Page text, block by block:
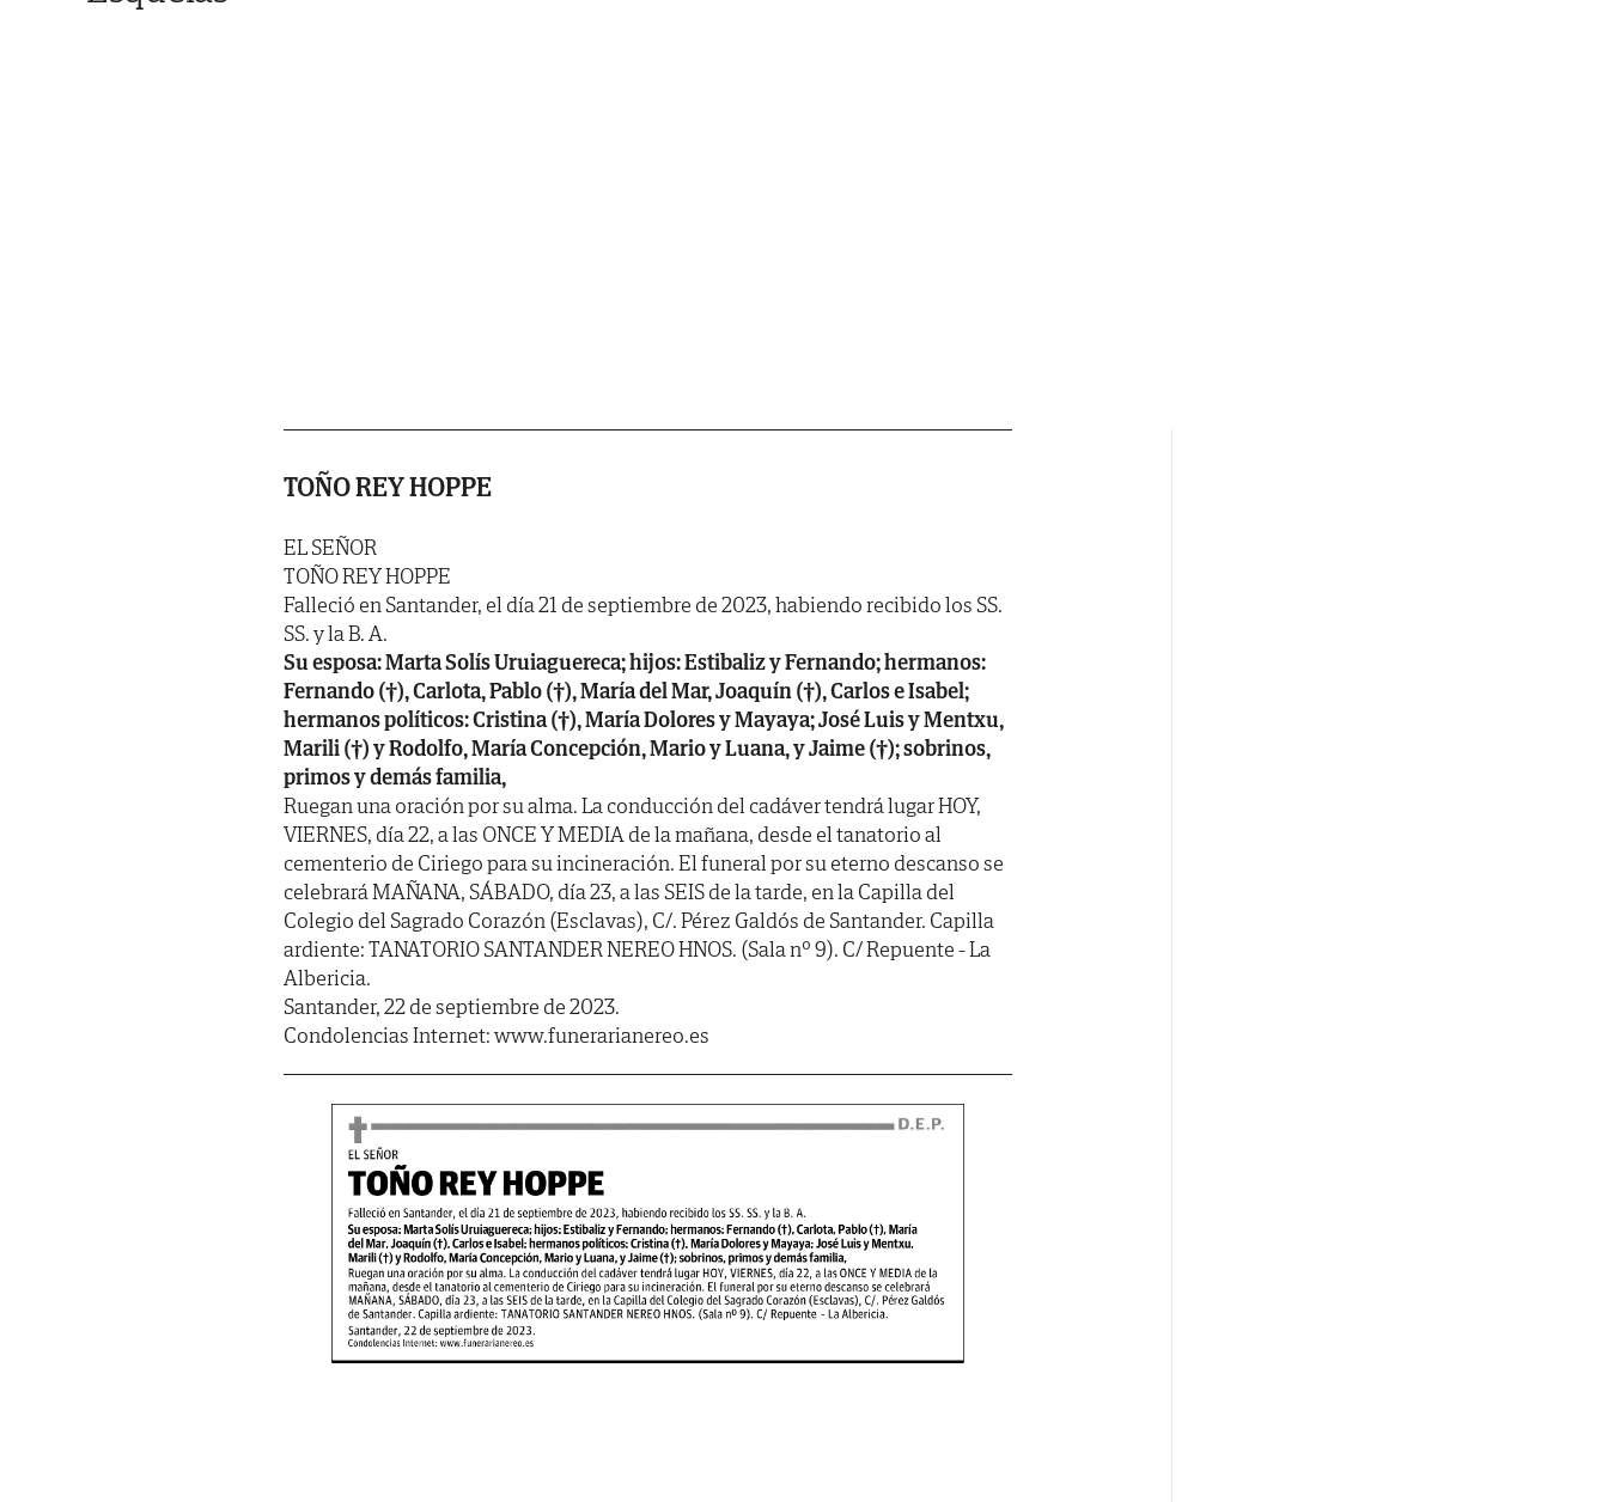
TOÑO REY HOPPE
EL SEÑOR
TOÑO REY HOPPE
Falleció en Santander, el día 21 de septiembre de 2023, habiendo recibido los SS.
SS. y la B. A.
Su esposa: Marta Solís Uruiaguereca; hijos: Estibaliz y Fernando; hermanos:
Fernando (†), Carlota, Pablo (†), María del Mar, Joaquín (†), Carlos e Isabel;
hermanos políticos: Cristina (†), María Dolores y Mayaya; José Luis y Mentxu,
Marili (†) y Rodolfo, María Concepción, Mario y Luana, y Jaime (†); sobrinos,
primos y demás familia,
Ruegan una oración por su alma. La conducción del cadáver tendrá lugar HOY,
VIERNES, día 22, a las ONCE Y MEDIA de la mañana, desde el tanatorio al
cementerio de Ciriego para su incineración. El funeral por su eterno descanso se
celebrará MAÑANA, SÁBADO, día 23, a las SEIS de la tarde, en la Capilla del
Colegio del Sagrado Corazón (Esclavas), C/. Pérez Galdós de Santander. Capilla
ardiente: TANATORIO SANTANDER NEREO HNOS. (Sala nº 9). C/ Repuente - La
Albericia.
Santander, 22 de septiembre de 2023.
Condolencias Internet: www.funerarianereo.es